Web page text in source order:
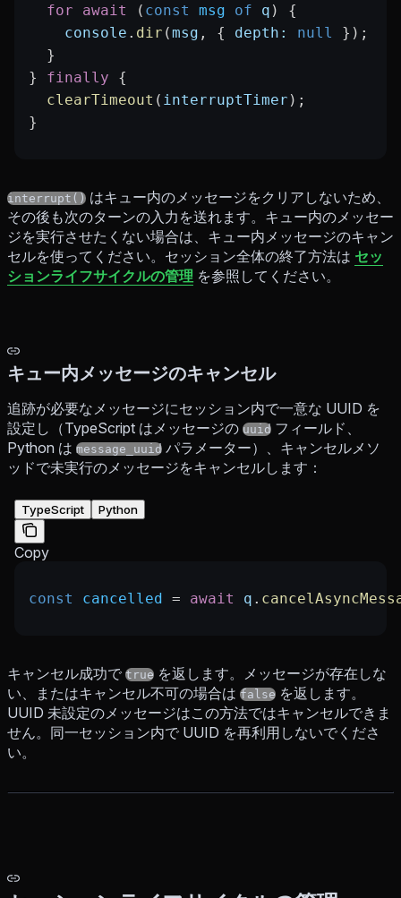
  for
await ( const msg of q ) {
    console
. dir (msg , { depth: null
});
  }
} finally {
  clearTimeout
( interruptTimer );
}
interrupt() はキュー内のメッセージをクリアしないため、
その後も次のターンの入力を送れます。キュー内のメッセー
ジを実行させたくない場合は、キュー内メッセージのキャン
セルを使ってください。セッション全体の終了方法は セッ
ションライフサイクルの管理 を参照してください。
キュー内メッセージのキャンセル
追跡が必要なメッセージにセッション内で一意な UUID を
設定し（TypeScript はメッセージの uuid フィールド、
Python は message_uuid パラメーター）、キャンセルメソ
ッドで未実行のメッセージをキャンセルします：
TypeScript Python
Copy
const cancelled = await q .
キャンセル成功で true を返します。メッセージが存在しな
い、またはキャンセル不可の場合は false を返します。
UUID 未設定のメッセージはこの方法ではキャンセルできま
せん。同一セッション内で UUID を再利用しないでくださ
い。